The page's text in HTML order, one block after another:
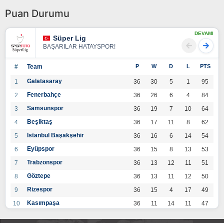
Puan Durumu
Süper Lig
BAŞARILAR HATAYSPOR!
DEVAMI
# Team P W D L PTS
1 Galatasaray 36 30 5 1
95
2
Fenerbahçe 36 26 6 4
84
3
Samsunspor 36 19 7 10
64
4
Beşiktaş 36 17 11 8
62
5
İstanbul Başakşehir 36 16 6 14
54
6
Eyüpspor 36 15 8 13
53
7
Trabzonspor 36 13 12 11
51
8
Göztepe 36 13 11 12
50
9
Rizespor 36 15 4 17
49
10
Kasımpaşa 36 11 14 11
47